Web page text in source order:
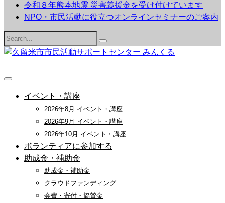
令和８年熊本地震 災害義援金を受け付けています
NPO・市民活動に役立つオンラインセミナーのご案内
Search
for:
イベント・講座
2026年8月 イベント・講座
2026年9月 イベント・講座
2026年10月 イベント・講座
ボランティアに参加する
助成金・補助金
助成金・補助金
クラウドファンディング
会費・寄付・協賛金